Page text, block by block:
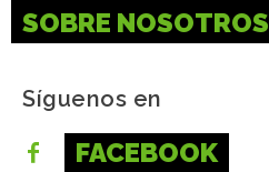
SOBRE NOSOTROS
Síguenos en
FACEBOOK